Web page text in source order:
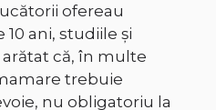
ofereau
ani, studiile și
că, în multe
trebuie
nu obligatoriu la